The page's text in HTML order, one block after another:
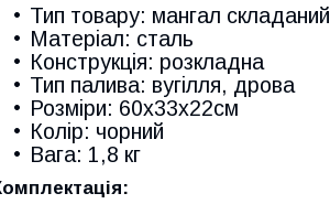
Тип товару: мангал складаний
Матеріал: сталь
Конструкція: розкладна
Тип палива: вугілля, дрова
Розміри: 60х33х22см
Колір: чорний
Вага: 1,8 кг